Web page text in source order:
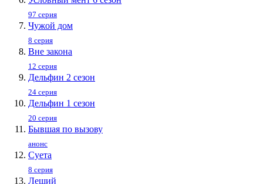
97 серия
Чужой дом
8 серия
Вне закона
12 серия
Дельфин 2 сезон
24 серия
Дельфин 1 сезон
20 серия
Бывшая по вызову
анонс
Суета
8 серия
Леший